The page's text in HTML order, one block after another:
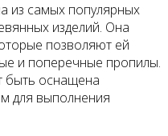
из самых популярных
изделий. Она
позволяют ей
и поперечные пропилы.
быть оснащена
для выполнения